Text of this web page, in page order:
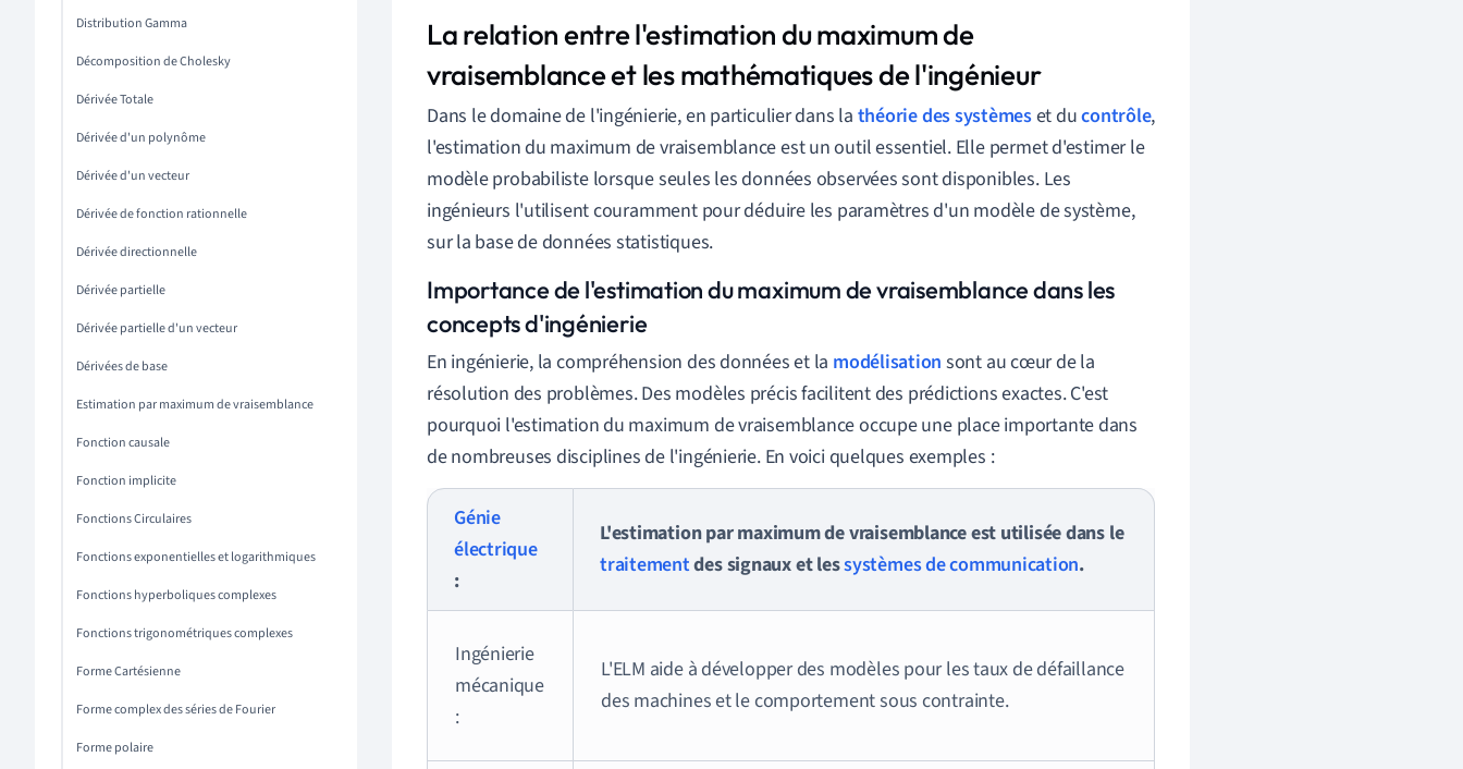
Distribution Gamma
Décomposition de Cholesky
Dérivée Totale
Dérivée d'un polynôme
Dérivée d'un vecteur
Dérivée de fonction rationnelle
Dérivée directionnelle
Dérivée partielle
Dérivée partielle d'un vecteur
Dérivées de base
Estimation par maximum de vraisemblance
Fonction causale
Fonction implicite
Fonctions Circulaires
Fonctions exponentielles et logarithmiques
Fonctions hyperboliques complexes
Fonctions trigonométriques complexes
Forme Cartésienne
Forme complex des séries de Fourier
Forme polaire
La relation entre l'estimation du maximum de
vraisemblance et les mathématiques de l'ingénieur
Dans le domaine de l'ingénierie, en particulier dans la théorie des systèmeset ducontrôle,
l'estimation du maximum de vraisemblance est un outil essentiel. Elle permet d'estimer le
modèle probabiliste lorsque seules les données observées sont disponibles. Les
ingénieurs l'utilisent couramment pour déduire les paramètres d'un modèle de système,
sur la base de données statistiques.
Importance de l'estimation du maximum de vraisemblance dans les
concepts d'ingénierie
En ingénierie, la compréhension des données et la modélisation sont au cœur de la
résolution des problèmes. Des modèles précis facilitent des prédictions exactes. C'est
pourquoi l'estimation du maximum de vraisemblance occupe une place importante dans
de nombreuses disciplines de l'ingénierie. En voici quelques exemples :
Génie
électrique
:
L'estimation par maximum de vraisemblance est utilisée dans le
traitementdes signaux et lessystèmes de communication.
Ingénierie
mécanique
:
L'ELM aide à développer des modèles pour les taux de défaillance
des machines et le comportement sous contrainte.